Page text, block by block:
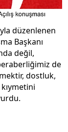
düzenlenen
Başkanı
değil,
de
dostluk,